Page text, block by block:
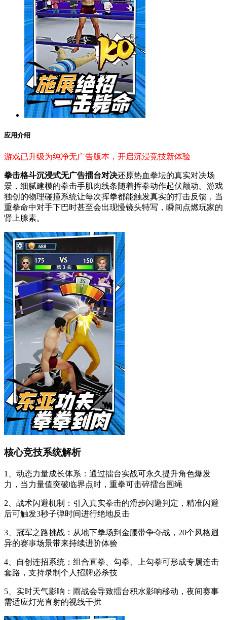
应用介绍
游戏已升级为纯净无广告版本，开启沉浸竞技新体验
拳击格斗沉浸式无广告擂台对决还原热血拳坛的真实对决场
景，细腻建模的拳击手肌肉线条随着挥拳动作起伏颤动。游戏
独创的物理碰撞系统让每次挥拳都能触发真实的打击反馈，当
重拳命中对手下巴时甚至会出现慢镜头特写，瞬间点燃玩家的
肾上腺素。
核心竞技系统解析
1、动态力量成长体系：通过擂台实战可永久提升角色爆发
力，当力量值突破临界点时，重拳可击碎擂台围绳
2、战术闪避机制：引入真实拳击的滑步闪避判定，精准闪避
后可触发3秒子弹时间进行绝地反击
3、冠军之路挑战：从地下拳场到金腰带争夺战，20个风格迥
异的赛事场景带来持续进阶体验
4、自创连招系统：组合直拳、勾拳、上勾拳可形成专属连击
套路，支持录制个人招牌必杀技
5、实时天气影响：雨战会导致擂台积水影响移动，夜间赛事
需适应灯光直射的视线干扰